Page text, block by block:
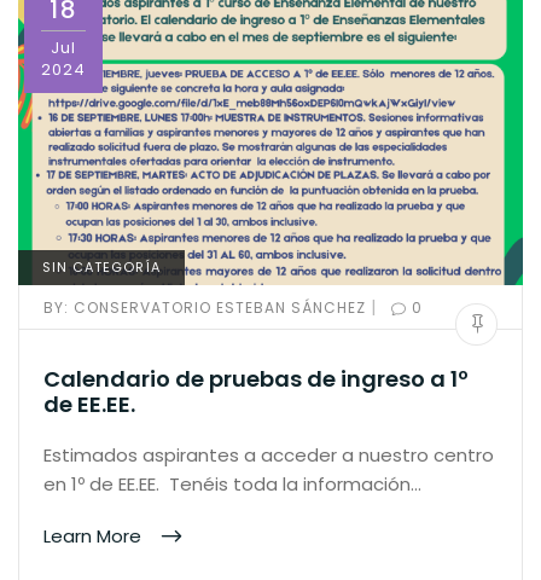
18
Jul
2024
SIN CATEGORÍA
BY: CONSERVATORIO ESTEBAN SÁNCHEZ | 0
Calendario de pruebas de ingreso a 1º
de EE.EE.
Estimados aspirantes a acceder a nuestro centro
en 1º de EE.EE. Tenéis toda la información…
Learn More